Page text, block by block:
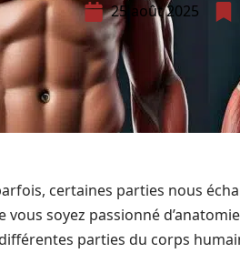
25 août 2025
certaines parties nous
soyez passionné
parties du corps